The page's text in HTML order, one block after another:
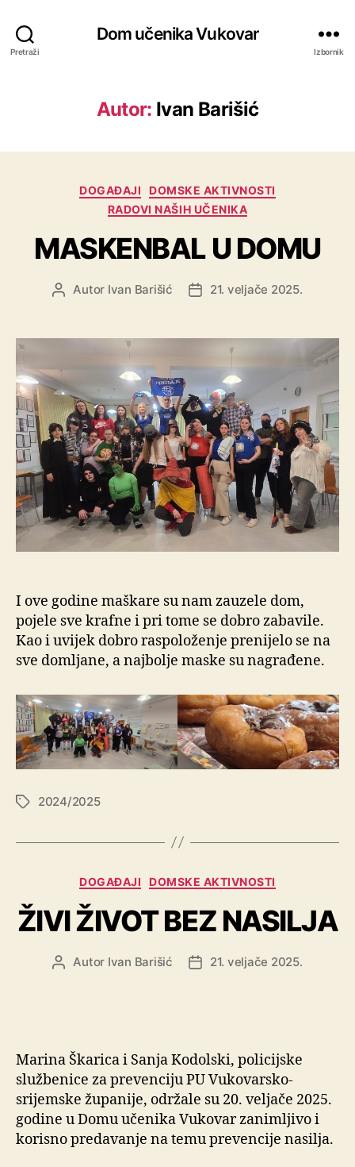
Pretraži
Dom učenika Vukovar
Izbornik
Autor: Ivan Barišić
DOGAĐAJI
DOMSKE AKTIVNOSTI
RADOVI NAŠIH UČENIKA
MASKENBAL U DOMU
Autor Ivan Barišić 21. veljače 2025.
I ove godine maškare su nam zauzele dom,
pojele sve krafne i pri tome se dobro zabavile.
Kao i uvijek dobro raspoloženje prenijelo se na
sve domljane, a najbolje maske su nagrađene.
2024/2025
DOGAĐAJI DOMSKE AKTIVNOSTI
ŽIVI ŽIVOT BEZ NASILJA
Autor Ivan Barišić 21. veljače 2025.
Marina Škarica i Sanja Kodolski, policijske
službenice za prevenciju PU Vukovarsko-
srijemske županije, održale su 20. veljače 2025.
godine u Domu učenika Vukovar zanimljivo i
korisno predavanje na temu prevencije nasilja.